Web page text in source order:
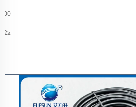
4000
≤1.2